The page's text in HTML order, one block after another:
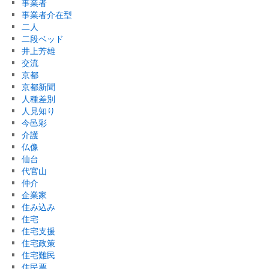
事業者
事業者介在型
二人
二段ベッド
井上芳雄
交流
京都
京都新聞
人種差別
人見知り
今邑彩
介護
仏像
仙台
代官山
仲介
企業家
住み込み
住宅
住宅支援
住宅政策
住宅難民